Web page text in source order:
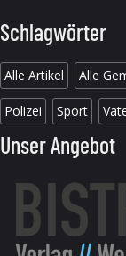
Schlagwörter
Alle Artikel Alle
Polizei Sport
Unser Angebot